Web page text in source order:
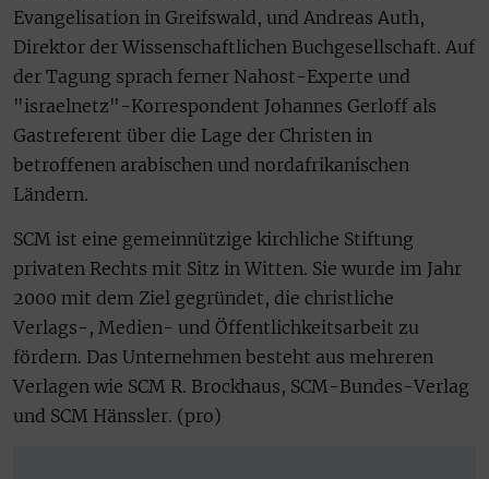
Evangelisation in Greifswald, und Andreas Auth,
Direktor der Wissenschaftlichen Buchgesellschaft. Auf
der Tagung sprach ferner Nahost-Experte und
"israelnetz"-Korrespondent Johannes Gerloff als
Gastreferent über die Lage der Christen in
betroffenen arabischen und nordafrikanischen
Ländern.
SCM ist eine gemeinnützige kirchliche Stiftung
privaten Rechts mit Sitz in Witten. Sie wurde im Jahr
2000 mit dem Ziel gegründet, die christliche
Verlags-, Medien- und Öffentlichkeitsarbeit zu
fördern. Das Unternehmen besteht aus mehreren
Verlagen wie SCM R. Brockhaus, SCM-Bundes-Verlag
und SCM Hänssler. (pro)